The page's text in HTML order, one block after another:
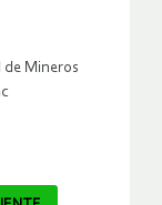
de Mineros